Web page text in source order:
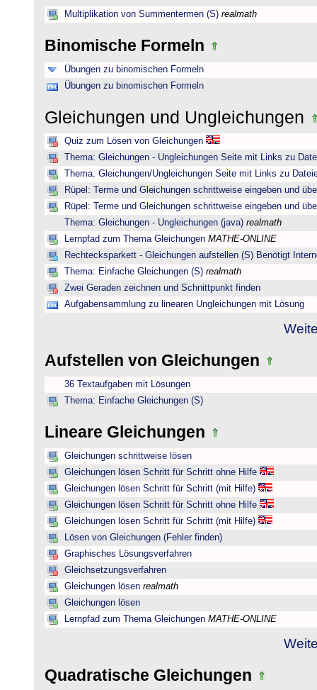
Multiplikation von Summentermen (S) realmath
Binomische Formeln
Übungen zu binomischen Formeln
Übungen zu binomischen Formeln
Gleichungen und Ungleichungen
Quiz zum Lösen von Gleichungen
Thema: Gleichungen - Ungleichungen Seite mit Links zu
Thema: Gleichungen/Ungleichungen Seite mit Links zu
Rüpel: Terme und Gleichungen schrittweise eingeben und
Rüpel: Terme und Gleichungen schrittweise eingeben und
Thema: Gleichungen - Ungleichungen (java) realmath
Lernpfad zum Thema Gleichungen MATHE-ONLINE
Rechtecksparkett - Gleichungen aufstellen (S) Benötigt
Thema: Einfache Gleichungen (S) realmath
Zwei Geraden zeichnen und Schnittpunkt finden
Aufgabensammlung zu linearen Ungleichungen mit Lösung
Aufstellen von Gleichungen
36 Textaufgaben mit Lösungen
Thema: Einfache Gleichungen (S)
Lineare Gleichungen
Gleichungen schrittweise lösen
Gleichungen lösen Schritt für Schritt ohne Hilfe
Gleichungen lösen Schritt für Schritt (mit Hilfe)
Gleichungen lösen Schritt für Schritt ohne Hilfe
Gleichungen lösen Schritt für Schritt (mit Hilfe)
Lösen von Gleichungen (Fehler finden)
Graphisches Lösungsverfahren
Gleichsetzungsverfahren
Gleichungen lösen realmath
Gleichungen lösen
Lernpfad zum Thema Gleichungen MATHE-ONLINE
Quadratische Gleichungen